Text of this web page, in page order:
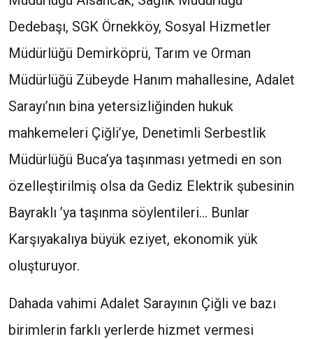
Dedebaşı, SGK Örnekköy, Sosyal Hizmetler
Müdürlüğü Demirköprü, Tarım ve Orman
Müdürlüğü Zübeyde Hanım mahallesine, Adalet
Sarayı’nın bina yetersizliğinden hukuk
mahkemeleri Çiğli’ye, Denetimli Serbestlik
Müdürlüğü Buca’ya taşınması yetmedi en son
özelleştirilmiş olsa da Gediz Elektrik şubesinin
Bayraklı ’ya taşınma söylentileri… Bunlar
Karşıyakalıya büyük eziyet, ekonomik yük
oluşturuyor.
Dahada vahimi Adalet Sarayının Çiğli ve bazı
birimlerin farklı yerlerde hizmet vermesi